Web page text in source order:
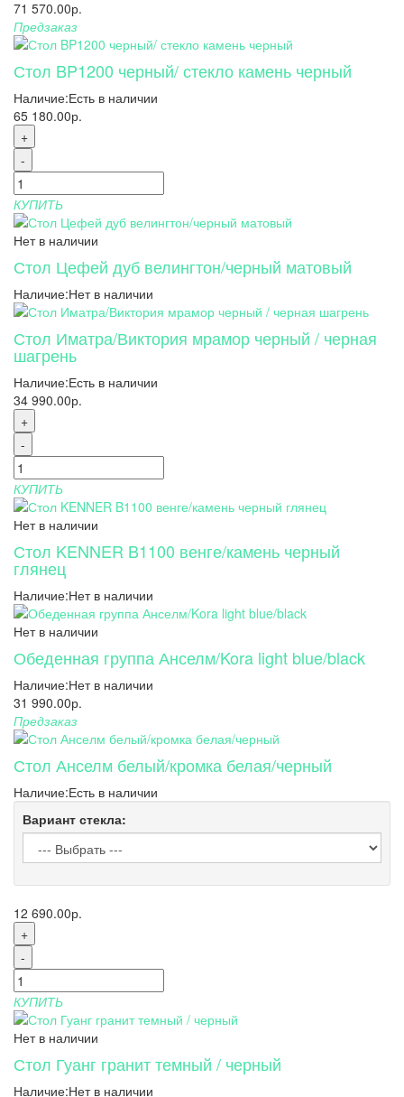
71 570.00р.
Предзаказ
Стол BP1200 черный/ стекло камень черный
Наличие:Есть в наличии
65 180.00р.
+
-
КУПИТЬ
Нет в наличии
Стол Цефей дуб велингтон/черный матовый
Наличие:Нет в наличии
Стол Иматра/Виктория мрамор черный / черная
шагрень
Наличие:Есть в наличии
34 990.00р.
+
-
КУПИТЬ
Нет в наличии
Стол KENNER B1100 венге/камень черный
глянец
Наличие:Нет в наличии
Нет в наличии
Обеденная группа Анселм/Kora light blue/black
Наличие:Нет в наличии
31 990.00р.
Предзаказ
Стол Анселм белый/кромка белая/черный
Наличие:Есть в наличии
Вариант стекла:
12 690.00р.
+
-
КУПИТЬ
Нет в наличии
Стол Гуанг гранит темный / черный
Наличие:Нет в наличии